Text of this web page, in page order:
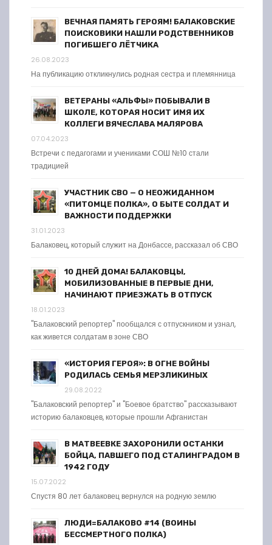
ВЕЧНАЯ ПАМЯТЬ ГЕРОЯМ! БАЛАКОВСКИЕ
ПОИСКОВИКИ НАШЛИ РОДСТВЕННИКОВ
ПОГИБШЕГО ЛЁТЧИКА
26.08.2023
На публикацию откликнулись родная сестра и племянница
ВЕТЕРАНЫ «АЛЬФЫ» ПОБЫВАЛИ В
ШКОЛЕ, КОТОРАЯ НОСИТ ИМЯ ИХ
КОЛЛЕГИ ВЯЧЕСЛАВА МАЛЯРОВА
07.04.2023
Встречи с педагогами и учениками СОШ №10 стали
традицией
УЧАСТНИК СВО — О НЕОЖИДАННОМ
«ПИТОМЦЕ ПОЛКА», О БЫТЕ СОЛДАТ И
ВАЖНОСТИ ПОДДЕРЖКИ
31.01.2023
Балаковец, который служит на Донбассе, рассказал об СВО
10 ДНЕЙ ДОМА! БАЛАКОВЦЫ,
МОБИЛИЗОВАННЫЕ В ПЕРВЫЕ ДНИ,
НАЧИНАЮТ ПРИЕЗЖАТЬ В ОТПУСК
18.01.2023
"Балаковский репортер" пообщался с отпускником и узнал,
как живется солдатам в зоне СВО
«ИСТОРИЯ ГЕРОЯ»: В ОГНЕ ВОЙНЫ
РОДИЛАСЬ СЕМЬЯ МЕРЗЛИКИНЫХ
29.08.2022
"Балаковский репортер" и "Боевое братство" рассказывают
историю балаковцев, которые прошли Афганистан
В МАТВЕЕВКЕ ЗАХОРОНИЛИ ОСТАНКИ
БОЙЦА, ПАВШЕГО ПОД СТАЛИНГРАДОМ В
1942 ГОДУ
15.07.2022
Спустя 80 лет балаковец вернулся на родную землю
ЛЮДИ=БАЛАКОВО #14 (ВОИНЫ
БЕССМЕРТНОГО ПОЛКА)